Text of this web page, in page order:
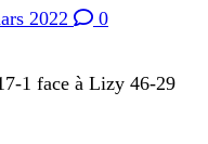
2022 0
1 face à Lizy 46-29